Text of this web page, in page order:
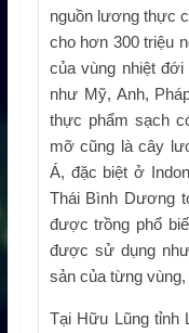
nguồn lương thực
cho hơn 300 triệu
của vùng nhiệt
như Mỹ, Anh,
thực phẩm sạch
mỡ cũng là cây
Á, đặc biệt ở
Thái Bình Dương
được trồng phổ
được sử dụng
sản của từng vùng,
Tại Hữu Lũng tỉnh